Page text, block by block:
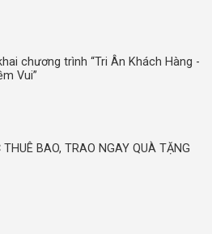
chương trình “Tri Ân Khách Hàng -
Vui”
BAO, TRAO NGAY QUÀ TẶNG